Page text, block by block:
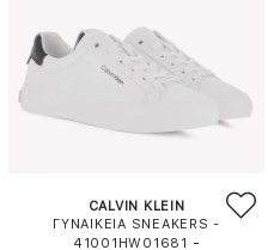
CALVIN KLEIN
ΓΥΝΑΙΚΕΙΑ SNEAKERS -
41001HW01681 -